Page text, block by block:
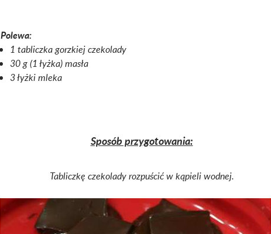
Polewa:
1 tabliczka gorzkiej czekolady
30 g (1 łyżka) masła
3 łyżki mleka
Sposób przygotowania:
Tabliczkę czekolady rozpuścić w kąpieli wodnej.